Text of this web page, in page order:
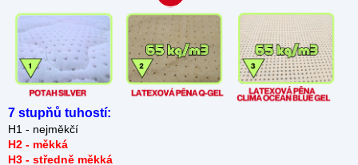
7 stupňů tuhostí:
H1 - nejměkčí
H2 - měkká
H3 - středně měkká